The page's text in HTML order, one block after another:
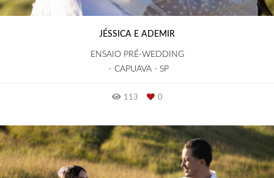
JÉSSICA E ADEMIR
ENSAIO PRÉ-WEDDING
CAPUAVA - SP
113 0